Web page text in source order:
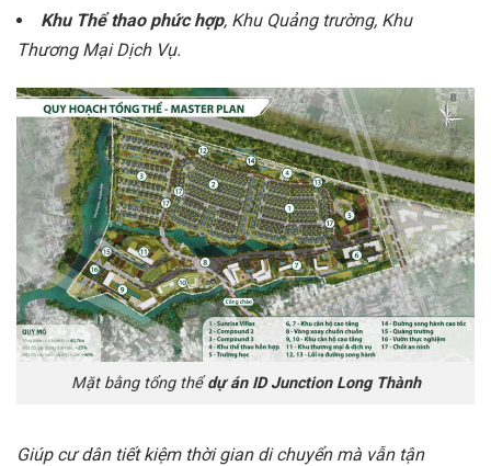
Khu Thể thao phức hợp, Khu Quảng trường, Khu
Thương Mại Dịch Vụ.
Mặt bằng tổng thểdự án ID Junction Long Thành
Giúp cư dân tiết kiệm thời gian di chuyển mà vẫn tận